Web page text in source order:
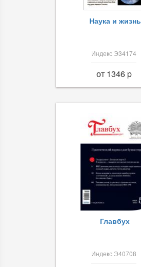
Наука и жизнь
Индекс Э34174
от 1346 p
Главбух
Индекс Э40708